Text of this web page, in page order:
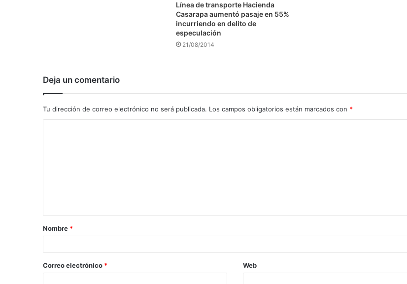
Línea de transporte Hacienda
Casarapa aumentó pasaje en 55%
incurriendo en delito de
especulación
21/08/2014
Deja un comentario
Tu dirección de correo electrónico no será publicada. Los campos obligatorios están marcados con *
a
r
*
Nombre *
Correo electrónico * Web